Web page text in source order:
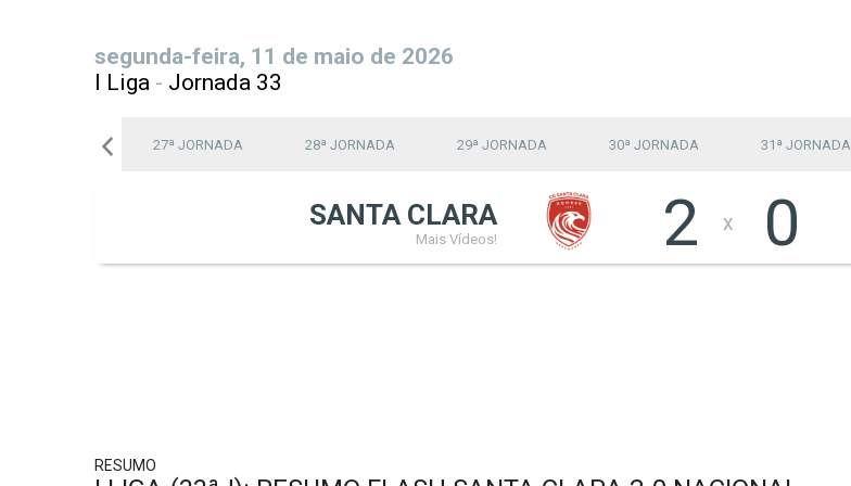
segunda-feira, 11 de maio de 2026
I Liga - Jornada 33
27ª JORNADA 28ª JORNADA 29ª JORNADA 30ª JORNADA 31ª JORNADA
SANTA CLARA
Mais Vídeos! 2 x 0
RESUMO